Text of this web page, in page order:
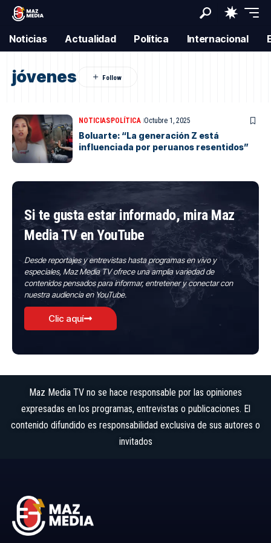
Noticias Actualidad Política Internacional
jóvenes
NOTICIASPOLÍTICA Octubre 1, 2025
Boluarte: “La generación Z está
influenciada por peruanos resentidos”
Si te gusta estar informado, mira Maz
Media TV en YouTube
Desde reportajes y entrevistas hasta programas en vivo y
especiales, Maz Media TV ofrece una amplia variedad de
contenidos pensados para informar, entretener y conectar con
nuestra audiencia en YouTube.
Clic aquí
Maz Media TV no se hace responsable por las opiniones
expresadas en los programas, entrevistas o publicaciones. El
contenido difundido es responsabilidad exclusiva de sus autores o
invitados